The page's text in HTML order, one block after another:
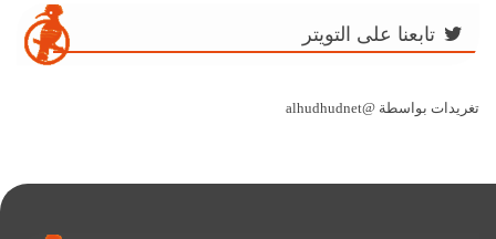
تابعنا على التويتر
تغريدات بواسطة @alhudhudnet